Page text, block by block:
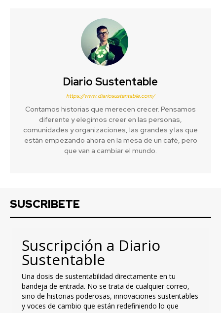
Diario Sustentable
https://www.diariosustentable.com/
Contamos historias que merecen crecer. Pensamos
diferente y elegimos creer en las personas,
comunidades y organizaciones, las grandes y las que
están empezando ahora en la mesa de un café, pero
que van a cambiar el mundo.
SUSCRIBETE
Suscripción a Diario
Sustentable
Una dosis de sustentabilidad directamente en tu
bandeja de entrada. No se trata de cualquier correo,
sino de historias poderosas, innovaciones sustentables
y voces de cambio que están redefiniendo lo que